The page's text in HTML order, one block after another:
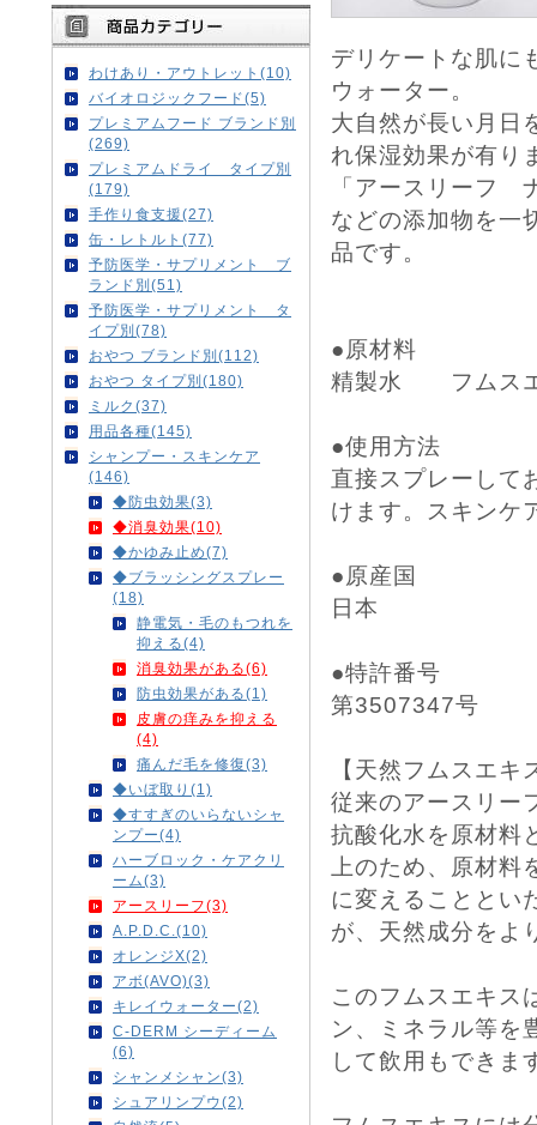
わけあり・アウトレット(10)
バイオロジックフード(5)
プレミアムフード ブランド別
(269)
プレミアムドライ タイプ別
(179)
手作り食支援(27)
缶・レトルト(77)
予防医学・サプリメント ブ
ランド別(51)
予防医学・サプリメント タ
イプ別(78)
おやつ ブランド別(112)
おやつ タイプ別(180)
ミルク(37)
用品各種(145)
シャンプー・スキンケア
(146)
◆防虫効果(3)
◆消臭効果(10)
◆かゆみ止め(7)
◆ブラッシングスプレー
(18)
静電気・毛のもつれを
抑える(4)
消臭効果がある(6)
防虫効果がある(1)
皮膚の痒みを抑える
(4)
痛んだ毛を修復(3)
◆いぼ取り(1)
◆すすぎのいらないシャ
ンプー(4)
ハーブロック・ケアクリ
ーム(3)
アースリーフ(3)
A.P.D.C.(10)
オレンジX(2)
アボ(AVO)(3)
キレイウォーター(2)
C-DERM シーディーム
(6)
シャンメシャン(3)
シュアリンプウ(2)
デリケートな肌に
ウォーター。
大自然が長い月日
れ保湿効果が有り
「アースリーフ
などの添加物を一
品です。
●原材料
精製水 フムスエ
●使用方法
直接スプレーして
けます。スキンケ
●原産国
日本
●特許番号
第3507347号
【天然フムスエキ
従来のアースリー
抗酸化水を原材料
上のため、原材
に変えることとい
が、天然成分をよ
このフムスエキス
ン、ミネラル等を
して飲用もできま